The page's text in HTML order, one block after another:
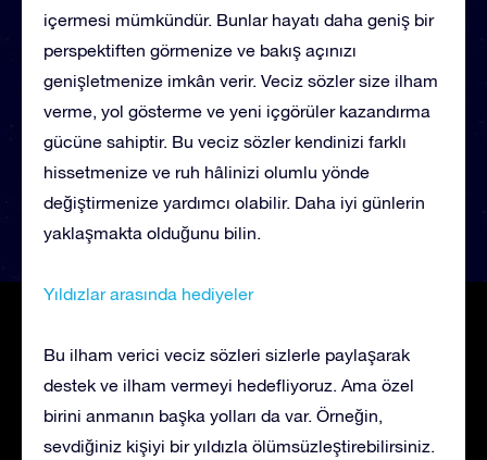
içermesi mümkündür. Bunlar hayatı daha geniş bir
perspektiften görmenize ve bakış açınızı
genişletmenize imkân verir. Veciz sözler size ilham
verme, yol gösterme ve yeni içgörüler kazandırma
gücüne sahiptir. Bu veciz sözler kendinizi farklı
hissetmenize ve ruh hâlinizi olumlu yönde
değiştirmenize yardımcı olabilir. Daha iyi günlerin
yaklaşmakta olduğunu bilin.
Yıldızlar arasında hediyeler
Bu ilham verici veciz sözleri sizlerle paylaşarak
destek ve ilham vermeyi hedefliyoruz. Ama özel
birini anmanın başka yolları da var. Örneğin,
sevdiğiniz kişiyi bir yıldızla ölümsüzleştirebilirsiniz.